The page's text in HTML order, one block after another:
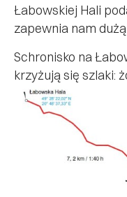
Łabowskiej Hali
zapewnia nam
Schronisko na
krzyżują się szlaki: